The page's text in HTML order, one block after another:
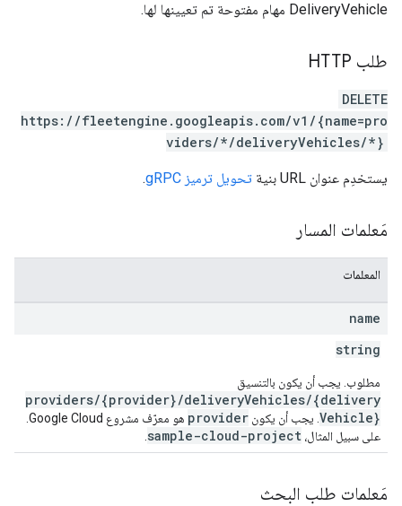
DeliveryVehicle مهام مفتوحة تم تعيينها لها.
طلب HTTP
DELETE
https://fleetengine.googleapis.com/v1/{name=pro
viders/*/deliveryVehicles/*}
يستخدِم عنوان URL بنية تحويل ترميز gRPC .
مَعلمات المسار
المعلمات
name
string
مطلوب. يجب أن يكون بالتنسيق
providers/{provider}/deliveryVehicles/{delivery
Vehicle} . يجب أن يكون provider
على سبيل المثال، sample-cloud-project
مَعلمات طلب البحث